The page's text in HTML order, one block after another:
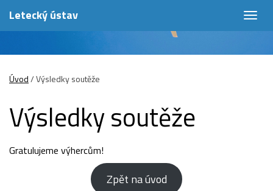
Letecký ústav
Úvod/Výsledky soutěže
Výsledky soutěže
Gratulujeme výhercům!
Zpět na úvod